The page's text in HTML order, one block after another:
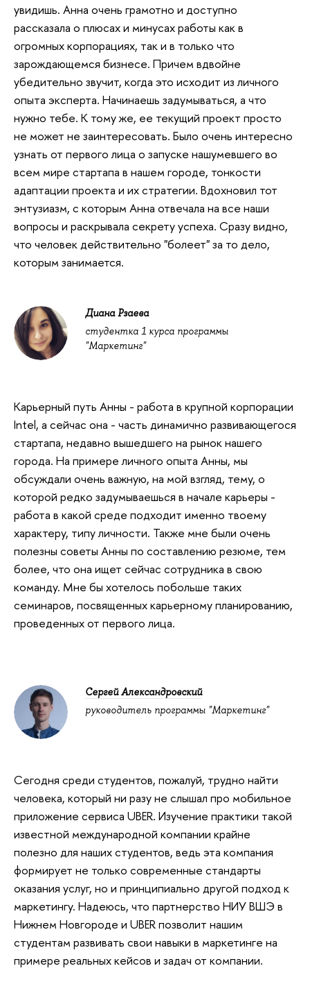
увидишь. Анна очень грамотно и доступно
рассказала о плюсах и минусах работы как в
огромных корпорациях, так и в только что
зарождающемся бизнесе. Причем вдвойне
убедительно звучит, когда это исходит из личного
опыта эксперта. Начинаешь задумываться, а что
нужно тебе. К тому же, ее текущий проект просто
не может не заинтересовать. Было очень интересно
узнать от первого лица о запуске нашумевшего во
всем мире стартапа в нашем городе, тонкости
адаптации проекта и их стратегии. Вдохновил тот
энтузиазм, с которым Анна отвечала на все наши
вопросы и раскрывала секрету успеха. Сразу видно,
что человек действительно "болеет" за то дело,
которым занимается.
Диана Рзаева
студентка 1 курса программы
"Маркетинг"
Карьерный путь Анны - работа в крупной корпорации
Intel, а сейчас она - часть динамично развивающегося
стартапа, недавно вышедшего на рынок нашего
города. На примере личного опыта Анны, мы
обсуждали очень важную, на мой взгляд, тему, о
которой редко задумываешься в начале карьеры -
работа в какой среде подходит именно твоему
характеру, типу личности. Также мне были очень
полезны советы Анны по составлению резюме, тем
более, что она ищет сейчас сотрудника в свою
команду. Мне бы хотелось побольше таких
семинаров, посвященных карьерному планированию,
проведенных от первого лица.
Сергей Александровский
руководитель программы "Маркетинг"
Сегодня среди студентов, пожалуй, трудно найти
человека, который ни разу не слышал про мобильное
приложение сервиса UBER. Изучение практики такой
известной международной компании крайне
полезно для наших студентов, ведь
формирует не только современные стандарты
оказания услуг, но и принципиально другой подход к
маркетингу. Надеюсь, что партнерство НИУ ВШЭ в
Нижнем Новгороде и UBER позволит нашим
студентам развивать свои навыки в маркетинге на
примере реальных кейсов и задач от компании.